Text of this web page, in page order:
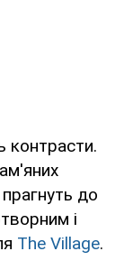
контрасти.
до
і
The Village.